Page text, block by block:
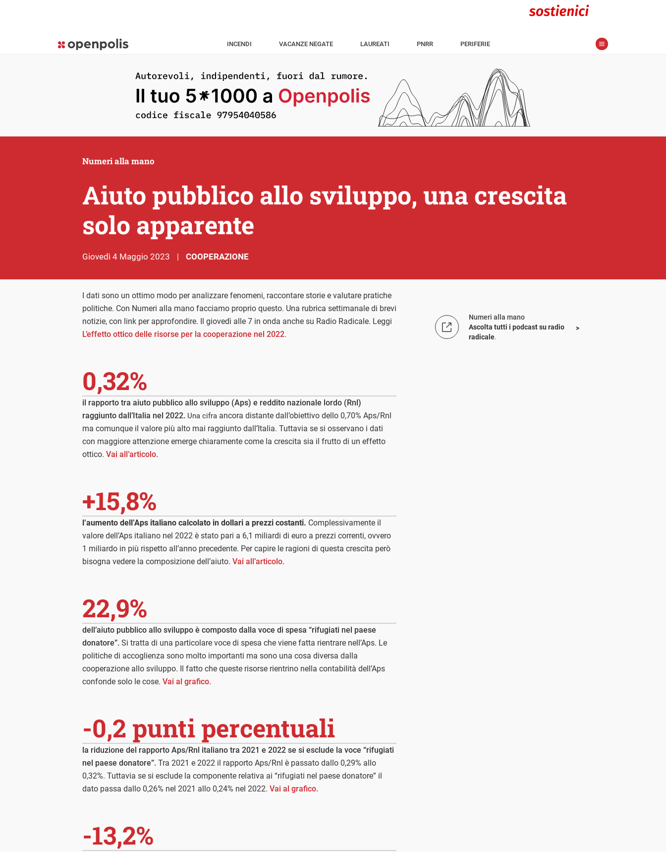
INCENDI VACANZE NEGATE LAUREATI PNRR PERIFERIE
Aiuto pubblico allo sviluppo, una crescita
solo apparente
Numeri alla mano
giovedì 4 Maggio 2023 | COOPERAZIONE
I dati sono un ottimo modo per analizzare fenomeni, raccontare storie e valutare pratiche
politiche. Con Numeri alla mano facciamo proprio questo. Una rubrica settimanale di brevi
notizie, con link per approfondire. Il giovedì alle 7 in onda anche su Radio Radicale. Leggi
L’effetto ottico delle risorse per la cooperazione nel 2022.
Numeri alla mano
Ascolta tutti i podcast su radio
radicale.
0,32%
il rapporto tra aiuto pubblico allo sviluppo (Aps) e reddito nazionale lordo (Rnl)
raggiunto dall’Italia nel 2022. Una cifra ancora distante dall’obiettivo dello 0,70% Aps/Rnl
ma comunque il valore più alto mai raggiunto dall’Italia. Tuttavia se si osservano i dati
con maggiore attenzione emerge chiaramente come la crescita sia il frutto di un effetto
ottico. Vai all’articolo.
+15,8%
l’aumento dell’Aps italiano calcolato in dollari a prezzi costanti. Complessivamente il
valore dell’Aps italiano nel 2022 è stato pari a 6,1 miliardi di euro a prezzi correnti, ovvero
1 miliardo in più rispetto all’anno precedente. Per capire le ragioni di questa crescita però
bisogna vedere la composizione dell’aiuto. Vai all’articolo.
22,9%
dell’aiuto pubblico allo sviluppo è composto dalla voce di spesa “rifugiati nel paese
donatore”. Si tratta di una particolare voce di spesa che viene fatta rientrare nell’Aps. Le
politiche di accoglienza sono molto importanti ma sono una cosa diversa dalla
cooperazione allo sviluppo. Il fatto che queste risorse rientrino nella contabilità dell’Aps
confonde solo le cose. Vai al grafico.
-0,2 punti percentuali
la riduzione del rapporto Aps/Rnl italiano tra 2021 e 2022 se si esclude la voce “rifugiati
nel paese donatore”. Tra 2021 e 2022 il rapporto Aps/Rnl è passato dallo 0,29% allo
0,32%. Tuttavia se si esclude la componente relativa ai “rifugiati nel paese donatore” il
dato passa dallo 0,26% nel 2021 allo 0,24% nel 2022. Vai al grafico.
-13,2%